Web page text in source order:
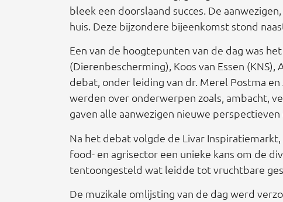
bleek een doorslaand succes. De
huis. Deze bijzondere bijeenkomst stond
Een van de hoogtepunten van de dag was
(Dierenbescherming), Koos van Essen
debat, onder leiding van dr. Merel Postma
werden over onderwerpen zoals, ambacht,
gaven alle aanwezigen nieuwe
Na het debat volgde de Livar
food- en agrisector een unieke kans om de
tentoongesteld wat leidde tot vruchtbare
De muzikale omlijsting van de dag werd